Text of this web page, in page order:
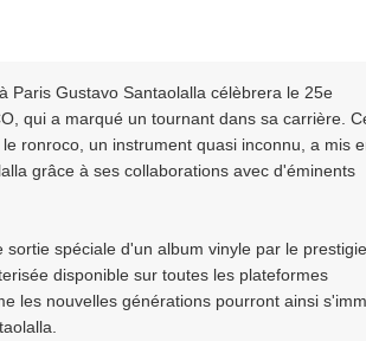
Paris Gustavo Santaolalla célèbrera le 25e
qui a marqué un tournant dans sa carrière.
ronroco, un instrument quasi inconnu, a mis
grâce à ses collaborations avec d'éminents
spéciale d'un album vinyle par le
disponible sur toutes les plateformes
les nouvelles générations pourront ainsi